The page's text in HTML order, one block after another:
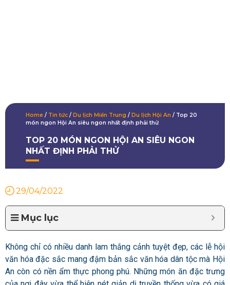
Home / Tin tức / Du lịch Miền Trung / Du lịch Hội An / Top 20
món ngon Hội An siêu ngon nhất định phải thử
TOP 20 MÓN NGON HỘI AN SIÊU NGON
NHẤT ĐỊNH PHẢI THỬ
29/04/2022
Mục lục
Không chỉ có nhiều danh lam thắng cảnh tuyệt đẹp, các lễ hội
văn hóa đặc sắc mang đậm bản sắc văn hóa dân tộc mà Hội
An còn có nền ẩm thực phong phú. Những món ăn đặc trưng